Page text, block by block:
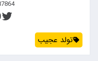
تولد عجیب